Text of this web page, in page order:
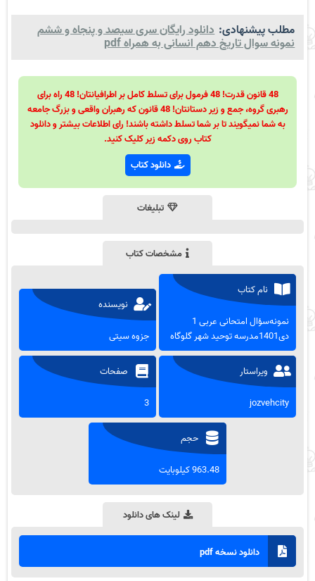
مطلب پیشنهادی: دانلود رایگان سری سیصد و پنجاه و ششم
نمونه سوال تاریخ دهم انسانی به همراه pdf
48 قانون قدرت! 48 فرمول برای تسلط کامل بر اطرافیانتان! 48 راه برای
رهبری گروه، جمع و زیر دستانتان! 48 قانون که رهبران واقعی و بزرگ جامعه
به شما نمیگویند تا بر شما تسلط داشته باشند! رای اطلاعات بیشتر و دانلود
کتاب روی دکمه زیر کلیک کنید.
دانلود کتاب
تبلیغات
مشخصات کتاب
نام کتاب
نمونه‌سؤال امتحانی عربی 1
دی1401مدرسه توحید شهر گلوگاه
نویسنده
جزوه سیتی
ویراستار
jozvehcity
صفحات
3
حجم
963.48 کیلوبایت
لینک های دانلود
دانلود نسخه pdf